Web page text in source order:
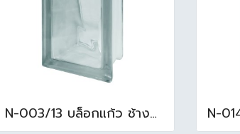
N-003/13 บล็อกแก้ว ช้างแก้ว WOW พริ้วแก้ว ( 24x11.5x8cm )